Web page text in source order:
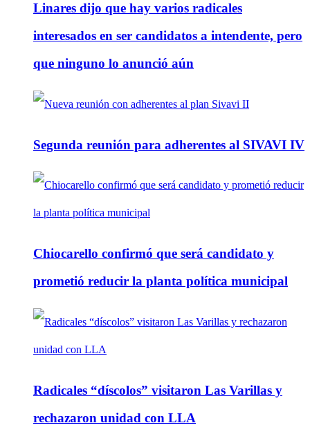
Linares dijo que hay varios radicales
interesados en ser candidatos a intendente, pero
que ninguno lo anunció aún
Segunda reunión para adherentes al SIVAVI IV
Chiocarello confirmó que será candidato y
prometió reducir la planta política municipal
Radicales “díscolos” visitaron Las Varillas y
rechazaron unidad con LLA